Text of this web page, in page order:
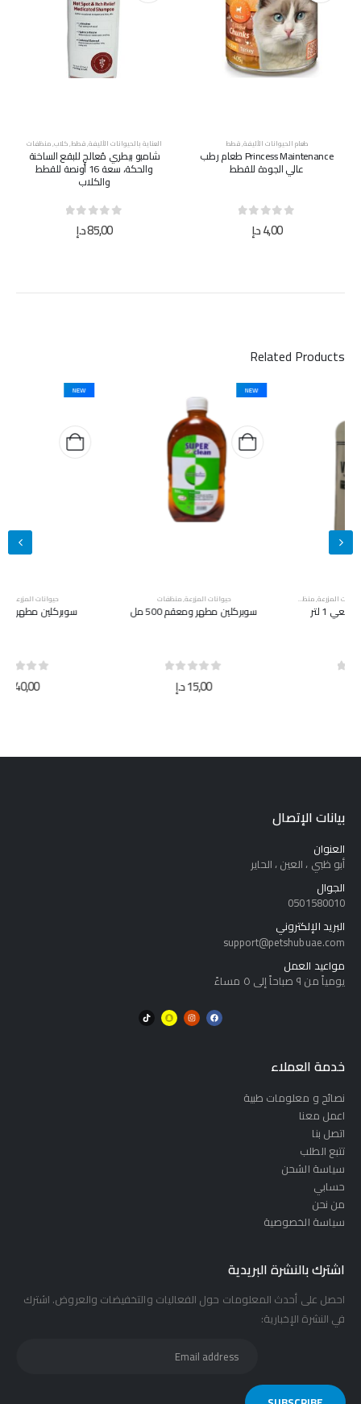
طعام الحيوانات الأليفة,قطط
Princess Maintenance طعام رطب
عالي الجودة للقطط
4,00د.إ
العناية بالحيوانات الأليفة,قطط,كلاب,منظفات
شامبو بيطري مُعالج للبقع الساخنة
والحكة، سعة 16 أونصة للقطط
والكلاب
out of 5
85,00د.إ
Related Products
حيوانات المزرعة منظفات
سوبركلين مطهر ومعقم 500 مل
منظفات
سوبركلين مطهر ومعقم 5 لتر
بيانات الإتصال
العنوان
أبو ظبي ، العين ، الحاير
الجوال
0501580010
البريد الإلكتروني
support@petshubuae.com
مواعيد العمل
يومياً من ٩ صباحاً إلى ٥ مساءً
خدمة العملاء
نصائح و معلومات طبية
اعمل معنا
اتصل بنا
تتبع الطلب
سياسة الشحن
حسابي
من نحن
سياسة الخصوصية
اشترك بالنشرة البريدية
احصل على أحدث المعلومات حول الفعاليات والتخفيضات والعروض. اشترك
في النشرة الإخبارية: